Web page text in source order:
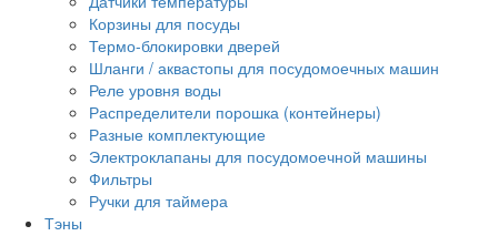
Корзины для посуды
Термо-блокировки дверей
Шланги / аквастопы для посудомоечных машин
Реле уровня воды
Распределители порошка (контейнеры)
Разные комплектующие
Электроклапаны для посудомоечной машины
Фильтры
Ручки для таймера
Тэны